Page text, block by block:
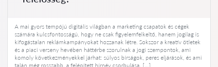
A mai gyors tempójú digitális világban a marketing csapatok és cégek
számára kulcsfontosságú, hogy ne csak figyelemfelkeltő, hanem jogilag is
kifogástalan reklámkampányokat hozzanak létre. Sokszor a kreatív ötletek
és a piaci verseny hevében háttérbe szorulnak a jogi szempontok, ami
komoly következményekkel járhat: súlyos bírságok, peres eljárások, és ami
talán még rosszabb, a felépített hírnév csorbulása. […]